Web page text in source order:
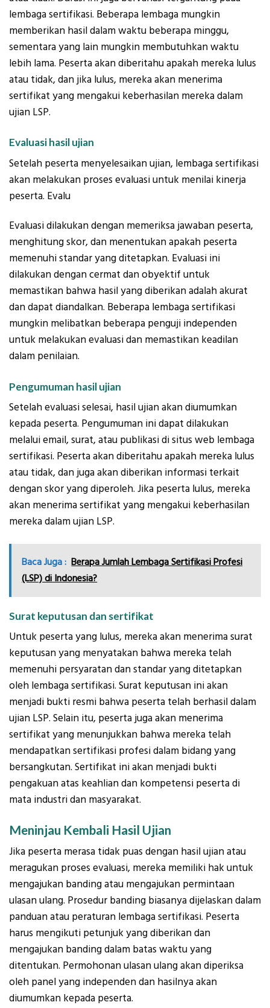
lembaga sertifikasi. Beberapa lembaga mungkin
memberikan hasil dalam waktu beberapa minggu,
sementara yang lain mungkin membutuhkan waktu
lebih lama. Peserta akan diberitahu apakah mereka lulus
atau tidak, dan jika lulus, mereka akan menerima
sertifikat yang mengakui keberhasilan mereka dalam
ujian LSP.
Evaluasi hasil ujian
Setelah peserta menyelesaikan ujian, lembaga sertifikasi
akan melakukan proses evaluasi untuk menilai kinerja
peserta. Evalu
Evaluasi dilakukan dengan memeriksa jawaban peserta,
menghitung skor, dan menentukan apakah peserta
memenuhi standar yang ditetapkan. Evaluasi ini
dilakukan dengan cermat dan obyektif untuk
memastikan bahwa hasil yang diberikan adalah akurat
dan dapat diandalkan. Beberapa lembaga sertifikasi
mungkin melibatkan beberapa penguji independen
untuk melakukan evaluasi dan memastikan keadilan
dalam penilaian.
Pengumuman hasil ujian
Setelah evaluasi selesai, hasil ujian akan diumumkan
kepada peserta. Pengumuman ini dapat dilakukan
melalui email, surat, atau publikasi di situs web lembaga
sertifikasi. Peserta akan diberitahu apakah mereka lulus
atau tidak, dan juga akan diberikan informasi terkait
dengan skor yang diperoleh. Jika peserta lulus, mereka
akan menerima sertifikat yang mengakui keberhasilan
mereka dalam ujian LSP.
Baca Juga : Berapa Jumlah Lembaga Sertifikasi Profesi
(LSP) di Indonesia?
Surat keputusan dan sertifikat
Untuk peserta yang lulus, mereka akan menerima surat
keputusan yang menyatakan bahwa mereka telah
memenuhi persyaratan dan standar yang ditetapkan
oleh lembaga sertifikasi. Surat keputusan ini akan
menjadi bukti resmi bahwa peserta telah berhasil dalam
ujian LSP. Selain itu, peserta juga akan menerima
sertifikat yang menunjukkan bahwa mereka telah
mendapatkan sertifikasi profesi dalam bidang yang
bersangkutan. Sertifikat ini akan menjadi bukti
pengakuan atas keahlian dan kompetensi peserta di
mata industri dan masyarakat.
Meninjau Kembali Hasil Ujian
Jika peserta merasa tidak puas dengan hasil ujian atau
meragukan proses evaluasi, mereka memiliki hak untuk
mengajukan banding atau mengajukan permintaan
ulasan ulang. Prosedur banding biasanya dijelaskan dalam
panduan atau peraturan lembaga sertifikasi. Peserta
harus mengikuti petunjuk yang diberikan dan
mengajukan banding dalam batas waktu yang
ditentukan. Permohonan ulasan ulang akan diperiksa
oleh panel yang independen dan hasilnya akan
diumumkan kepada peserta.